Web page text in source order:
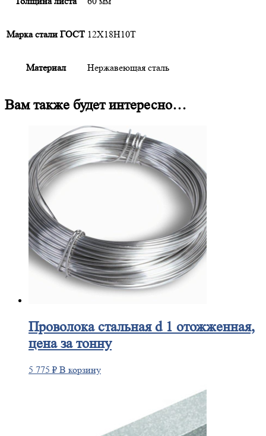
Марка стали ГОСТ 12Х18Н10Т
Материал Нержавеющая сталь
Вам также будет интересно…
Проволокастальная d 1 отожженная,
цена за тонну
5 775 ₽ В корзину